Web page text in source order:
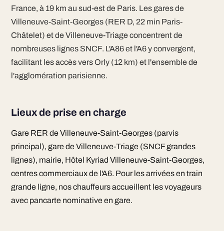
France, à 19 km au sud-est de Paris. Les gares de
Villeneuve-Saint-Georges (RER D, 22 min Paris-
Châtelet) et de Villeneuve-Triage concentrent de
nombreuses lignes SNCF. L'A86 et l'A6 y convergent,
facilitant les accès vers Orly (12 km) et l'ensemble de
l'agglomération parisienne.
Lieux de prise en charge
Gare RER de Villeneuve-Saint-Georges (parvis
principal), gare de Villeneuve-Triage (SNCF grandes
lignes), mairie, Hôtel Kyriad Villeneuve-Saint-Georges,
centres commerciaux de l'A6. Pour les arrivées en train
grande ligne, nos chauffeurs accueillent les voyageurs
avec pancarte nominative en gare.